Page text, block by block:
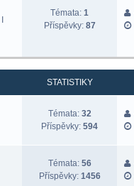
Témata: 1
Příspěvky: 87
STATISTIKY
Témata: 32
Příspěvky: 594
Témata: 56
Příspěvky: 1456